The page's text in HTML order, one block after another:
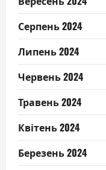
Серпень 2024
Липень 2024
Червень 2024
Травень 2024
Квітень 2024
Березень 2024